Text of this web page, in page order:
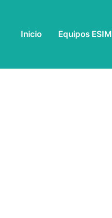
Inicio Equipos ESIM